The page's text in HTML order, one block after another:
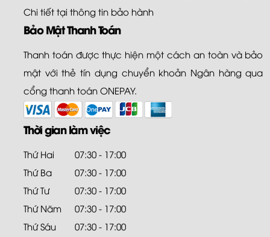
Chi tiết tại thông tin bảo hành
Bảo Mật Thanh Toán
Thanh toán được thực hiện một cách an toàn và bảo
mật với thẻ tín dụng chuyển khoản Ngân hàng qua
cổng thanh toán ONEPAY.
Thời gian làm việc
Thứ Hai
07:30 - 17:00
Thứ Ba
07:30 - 17:00
Thứ Tư
07:30 - 17:00
Thứ Năm
07:30 - 17:00
Thứ Sáu
07:30 - 17:00